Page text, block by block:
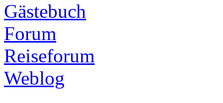
Gästebuch
Forum
Reiseforum
Weblog